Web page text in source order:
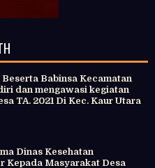
Babinsa Kecamatan
dan mengawasi kegiatan
TA. 2021 Di Kec. Kaur Utara
Dinas Kesehatan
Kepada Masyarakat Desa